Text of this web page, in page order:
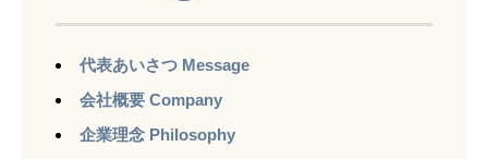
代表あいさつ Message
会社概要 Company
企業理念 Philosophy